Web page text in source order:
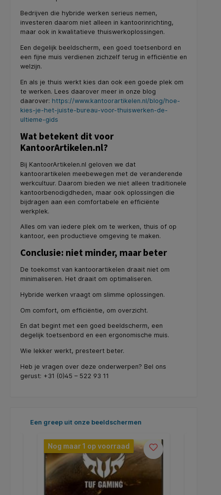
Bedrijven die hybride werken serieus nemen,
investeren daarom niet alleen in kantoorinrichting,
maar ook in kwalitatieve thuiswerkoplossingen.
Een degelijk beeldscherm, een goed toetsenbord en
een fijne muis verdienen zichzelf terug in efficiëntie en
welzijn.
En als je thuis werkt kies dan ook een goede plek om
te werken. Lees daarover meer in onze blog
daarover: https://www.kantoorartikelen.nl/blog/hoe-
kies-je-het-juiste-bureau-voor-thuiswerken-de-
ultieme-gids
Wat betekent dit voor
KantoorArtikelen.nl?
Bij KantoorArtikelen.nl geloven we dat
kantoorartikelen meebewegen met de veranderende
werkcultuur. Daarom bieden we niet alleen traditionele
kantoorbenodigdheden, maar ook oplossingen die
bijdragen aan een comfortabele en efficiënte
werkplek.
Alles om van iedere plek om te werken, thuis of op
kantoor, een productieve omgeving te maken.
Conclusie: niet minder, maar beter
De toekomst van kantoorartikelen draait niet om
minimaliseren. Het draait om optimaliseren.
Hybride werken vraagt om slimme oplossingen.
Om comfort, om efficiëntie, om overzicht.
En dat begint met een goed beeldscherm, een
degelijk toetsenbord en een ergonomische muis.
Wie lekker werkt, presteert beter.
Heb je vragen over deze onderwerpen? Bel ons
gerust: +31 (0)45 – 522 93 11
Productgalerij overslaan
Een greep uit onze beeldschermen
Nog maar 1 op voorraad